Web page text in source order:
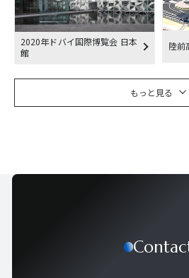
2020年ドバイ国際博覧会 日本
館
陸前
もっと見る